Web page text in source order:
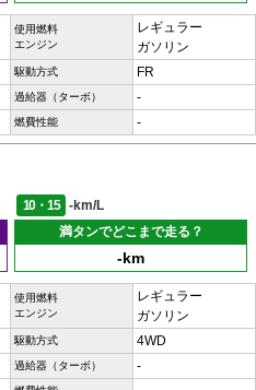
使用燃料
エンジン
レギュラー
ガソリン
駆動方式 FR
過給器（ターボ） -
燃費性能 -
10・15
-km/L
満タンでどこまで走る？
-km
使用燃料
エンジン
レギュラー
ガソリン
駆動方式 4WD
過給器（ターボ） -